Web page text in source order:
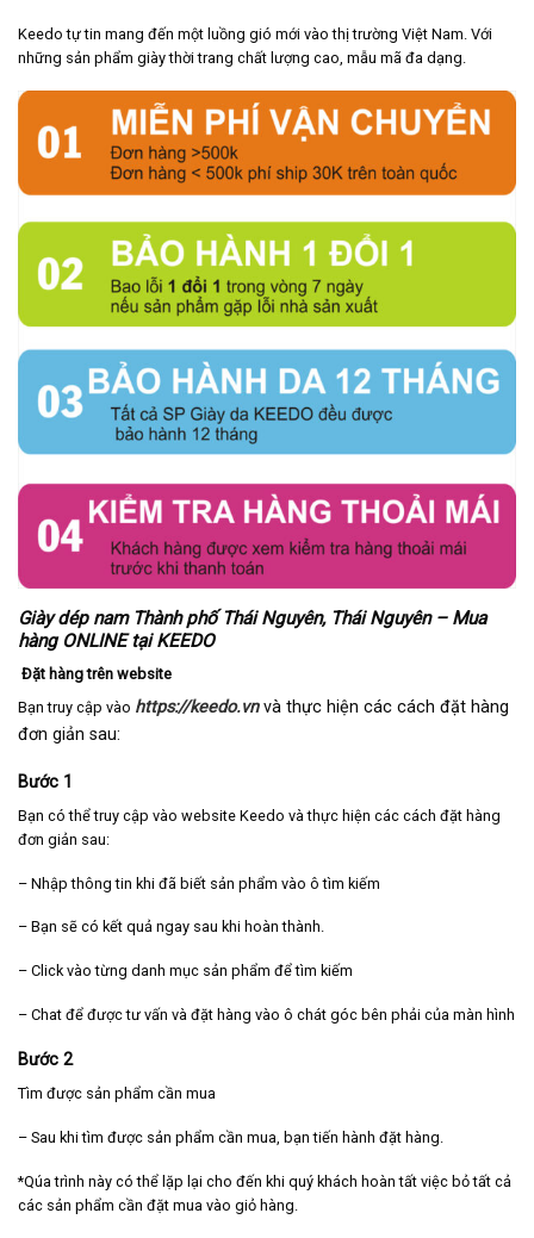
Keedo tự tin mang đến một luồng gió mới vào thị trường Việt Nam. Với
những sản phẩm giày thời trang chất lượng cao, mẫu mã đa dạng.
Giày dép nam Thành phố Thái Nguyên, Thái Nguyên – Mua
hàng ONLINE tại KEEDO
Đặt hàng trên website
Bạn truy cập vào https://keedo.vnvà thực hiện các cách đặt hàng
đơn giản sau:
Bước 1
Bạn có thể truy cập vào website Keedo và thực hiện các cách đặt hàng
đơn giản sau:
– Nhập thông tin khi đã biết sản phẩm vào ô tìm kiếm
– Bạn sẽ có kết quả ngay sau khi hoàn thành.
– Click vào từng danh mục sản phẩm để tìm kiếm
– Chat để được tư vấn và đặt hàng vào ô chát góc bên phải của màn hình
Bước 2
Tìm được sản phẩm cần mua
– Sau khi tìm được sản phẩm cần mua, bạn tiến hành đặt hàng.
*Qúa trình này có thể lặp lại cho đến khi quý khách hoàn tất việc bỏ tất cả
các sản phẩm cần đặt mua vào giỏ hàng.